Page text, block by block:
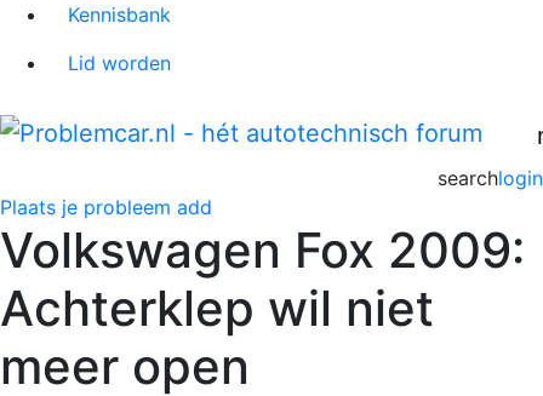
Kennisbank
Lid worden
login
search
Plaats je probleem add
Volkswagen Fox 2009:
Achterklep wil niet
meer open